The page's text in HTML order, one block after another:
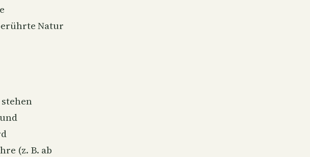
Natur
(z. B. ab